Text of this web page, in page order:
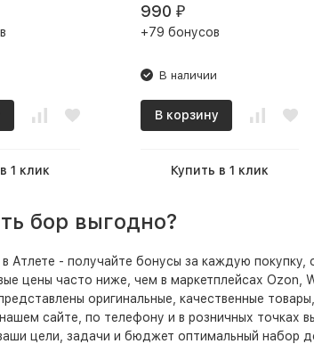
1 клик
990 ₽
+79 бонусов
В наличии
В корзину
Купить в 1 клик
бор выгодно?
Атлете - получайте бонусы за каждую
цены часто ниже, чем в маркетплейсах Ozon,
оригинальные, качественные
сайте, по телефону и в розничных точках
цели, задачи и бюджет оптимальный набор